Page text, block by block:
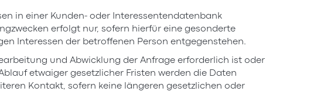
in einer Kunden- oder Interessentendatenbank
erfolgt nur, sofern hierfür eine gesonderte
Interessen der betroffenen Person entgegenstehen.
und Abwicklung der Anfrage erforderlich ist oder
etwaiger gesetzlicher Fristen werden die Daten
Kontakt, sofern keine längeren gesetzlichen oder